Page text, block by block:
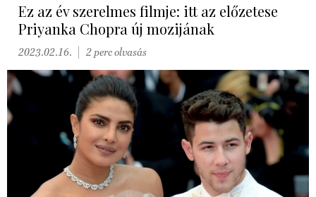
Ez az év szerelmes filmje: itt az előzetese
Priyanka Chopra új mozijának
2023.02.16. 2 perc olvasás